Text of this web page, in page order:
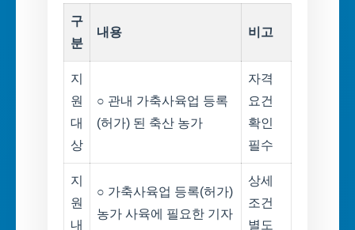
구
분
내용 비고
지
원
대
상
○ 관내 가축사육업 등록
(허가) 된 축산 농가
자격
요건
확인
필수
지
원
내
○ 가축사육업 등록(허가)
농가 사육에 필요한 기자
상세
조건
별도